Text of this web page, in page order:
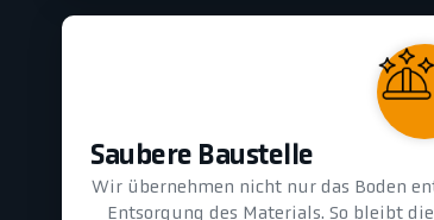
Saubere Baustelle
Wir übernehmen nicht nur das Boden
Entsorgung des Materials. So bleibt